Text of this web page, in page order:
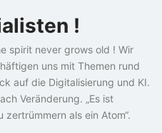
!
spirit never grows old ! Wir
uns mit Themen rund
auf die Digitalisierung und KI.
Veränderung. „Es ist
als ein Atom“.